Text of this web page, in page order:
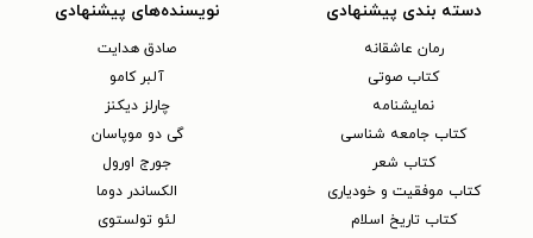
دسته بندی پیشنهادی
رمان عاشقانه
کتاب‌ صوتی
نمایشنامه
کتاب جامعه شناسی
کتاب شعر
کتاب موفقیت و خودیاری
کتاب تاریخ اسلام
نویسنده‌های پیشنهادی
صادق هدایت
آلبر کامو
چارلز دیکنز
گی دو موپاسان
جورج اورول
الکساندر دوما
لئو تولستوی